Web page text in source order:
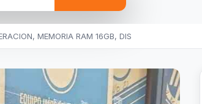
MEMORIA RAM 16GB, DIS